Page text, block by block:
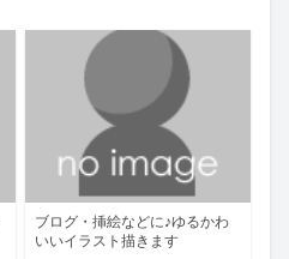
ブログ・挿絵などに♪ゆるかわ
いいイラスト描きます